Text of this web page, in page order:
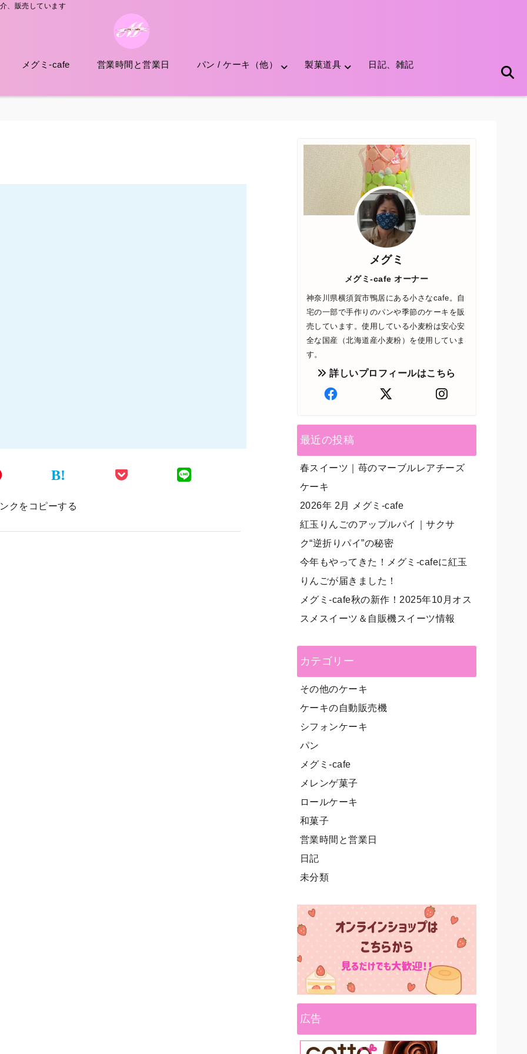
、販売しています
メグミ-cafe 営業時間と営業日 パン / ケーキ（他） 製菓道具 日記、雑記
B!
クをコピーする
メグミ
メグミ-cafe オーナー
神奈川県横須賀市鴨居にある小さなcafe。自
宅の一部で手作りのパンや季節のケーキを販
売しています。使用している小麦粉は安心安
全な国産（北海道産小麦粉）を使用していま
す。
詳しいプロフィールはこちら
最近の投稿
春スイーツ｜苺のマーブルレアチーズ
ケーキ
2026年 2月 メグミ-cafe
紅玉りんごのアップルパイ｜サクサ
ク“逆折りパイ”の秘密
今年もやってきた！メグミ-cafeに紅玉
りんごが届きました！
メグミ-cafe秋の新作！2025年10月オス
スメスイーツ＆自販機スイーツ情報
カテゴリー
その他のケーキ
ケーキの自動販売機
シフォンケーキ
パン
メグミ-cafe
メレンゲ菓子
ロールケーキ
和菓子
営業時間と営業日
日記
未分類
広告